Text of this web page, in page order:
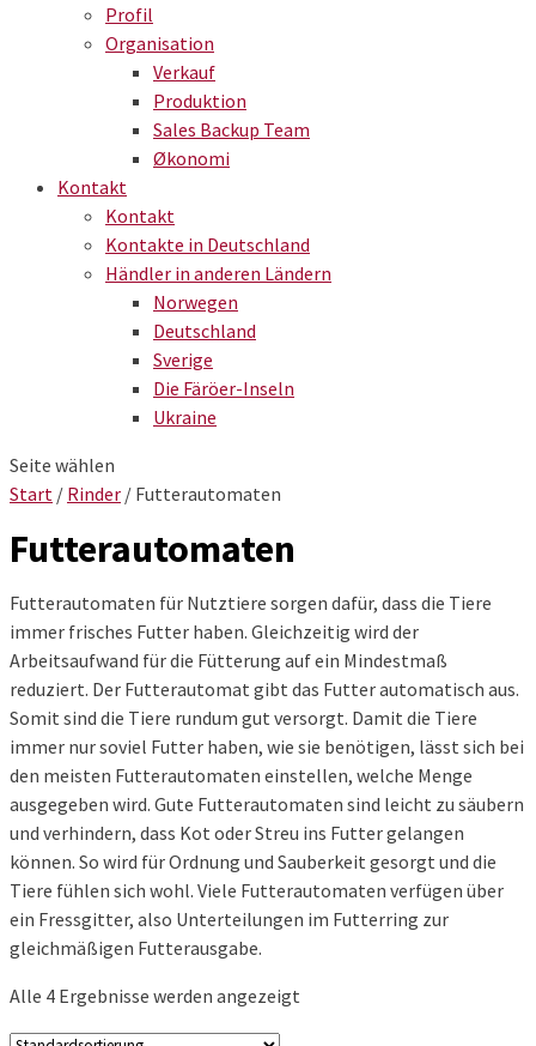
Profil
Organisation
Verkauf
Produktion
Sales Backup Team
Økonomi
Kontakt
Kontakt
Kontakte in Deutschland
Händler in anderen Ländern
Norwegen
Deutschland
Sverige
Die Färöer-Inseln
Ukraine
Seite wählen
Start / Rinder / Futterautomaten
Futterautomaten
Futterautomaten für Nutztiere sorgen dafür, dass die Tiere
immer frisches Futter haben. Gleichzeitig wird der
Arbeitsaufwand für die Fütterung auf ein Mindestmaß
reduziert. Der Futterautomat gibt das Futter automatisch aus.
Somit sind die Tiere rundum gut versorgt. Damit die Tiere
immer nur soviel Futter haben, wie sie benötigen, lässt sich bei
den meisten Futterautomaten einstellen, welche Menge
ausgegeben wird. Gute Futterautomaten sind leicht zu säubern
und verhindern, dass Kot oder Streu ins Futter gelangen
können. So wird für Ordnung und Sauberkeit gesorgt und die
Tiere fühlen sich wohl. Viele Futterautomaten verfügen über
ein Fressgitter, also Unterteilungen im Futterring zur
gleichmäßigen Futterausgabe.
Alle 4 Ergebnisse werden angezeigt